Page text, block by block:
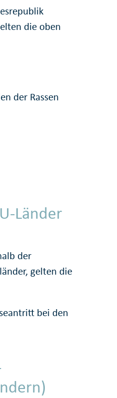
die oben
der Rassen
Länder
der
gelten die
bei den